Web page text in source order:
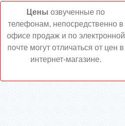
Цены озвученные по
телефонам, непосредственно в
офисе продаж и по электронной
почте могут отличаться от цен в
интернет-магазине.